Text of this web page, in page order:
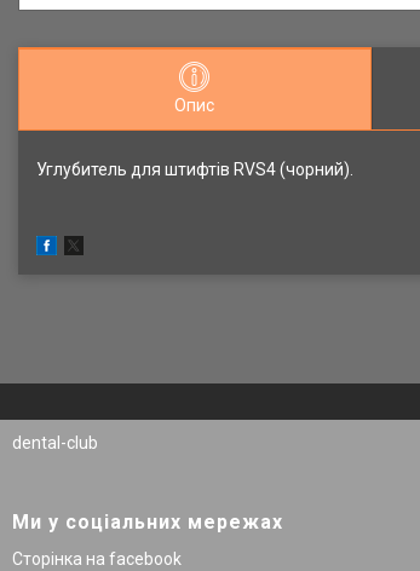
Опис
Углубитель для штифтів RVS4 (чорний).
dental-club
Ми у соціальних мережах
Сторінка на facebook